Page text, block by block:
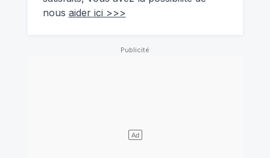
nous aider ici >>>